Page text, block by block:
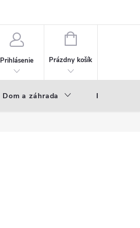
Prihlásenie
NÁKUPNÝ
Prázdny košík
Dom a záhrada